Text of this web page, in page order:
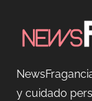
y cuidado